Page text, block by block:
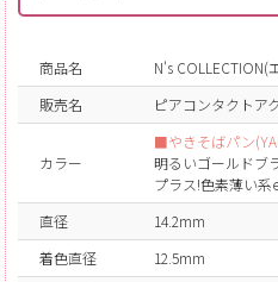
商品名
N's COLLECTION(
販売名
ピアコンタクトア
カラー
■やきそばパン
明るいゴールドブ
プラス!色素薄い系
直径
14.2mm
着色直径
12.5mm